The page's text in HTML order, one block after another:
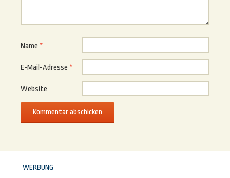
Name *
E-Mail-Adresse *
Website
WERBUNG